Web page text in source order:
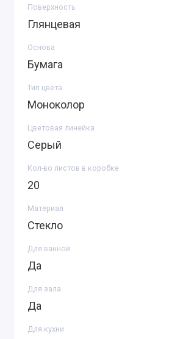
Поверхность
Глянцевая
Основа
Бумага
Тип цвета
Моноколор
Цветовая линейка
Серый
Кол-во листов в коробке
20
Материал
Стекло
Для ванной
Да
Для зала
Да
Для кухни